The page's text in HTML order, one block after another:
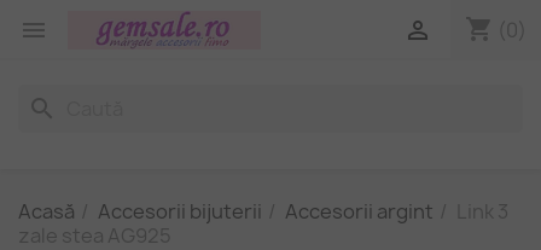
 shopping_cart (0)

search
Acasă Accesorii bijuterii Accesorii argint
Link 3
zale stea AG925